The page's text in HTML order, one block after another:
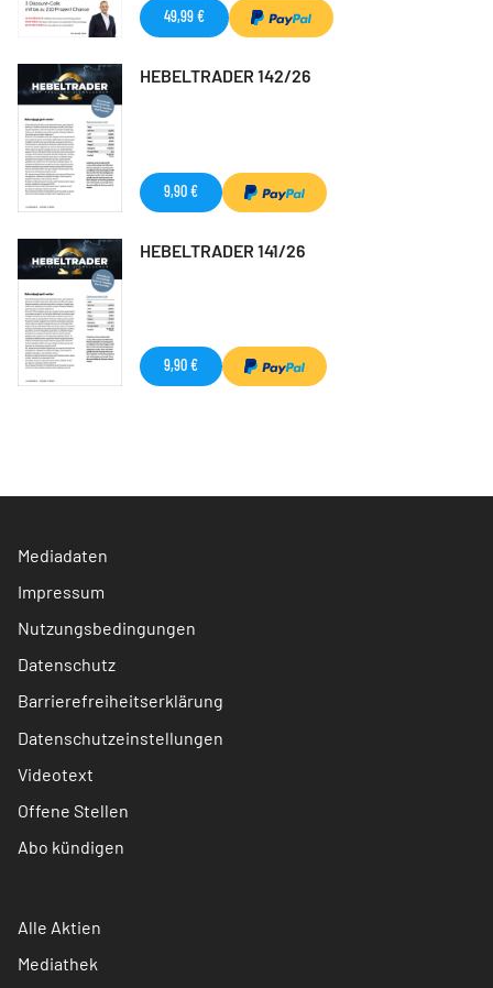
49,99 €
HEBELTRADER 142/26
9,90 €
HEBELTRADER 141/26
9,90 €
Mediadaten
Impressum
Nutzungsbedingungen
Datenschutz
Barrierefreiheitserklärung
Datenschutzeinstellungen
Videotext
Offene Stellen
Abo kündigen
Alle Aktien
Mediathek